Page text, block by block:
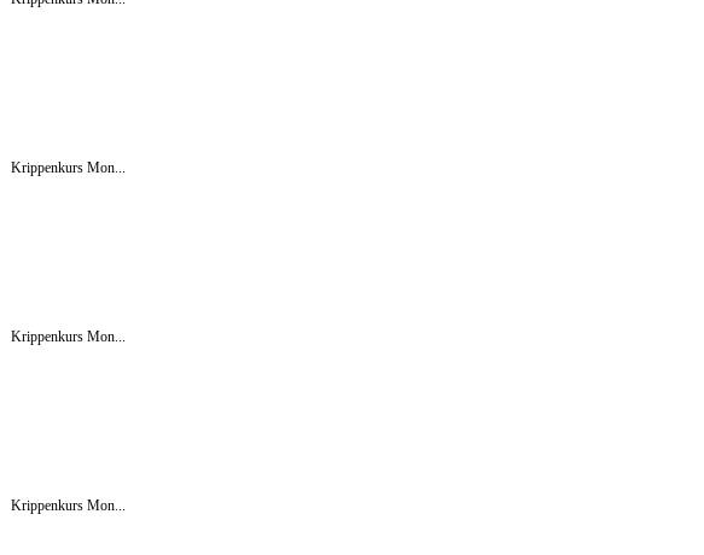
Krippenkurs Mon...
Krippenkurs Mon...
Krippenkurs Mon...